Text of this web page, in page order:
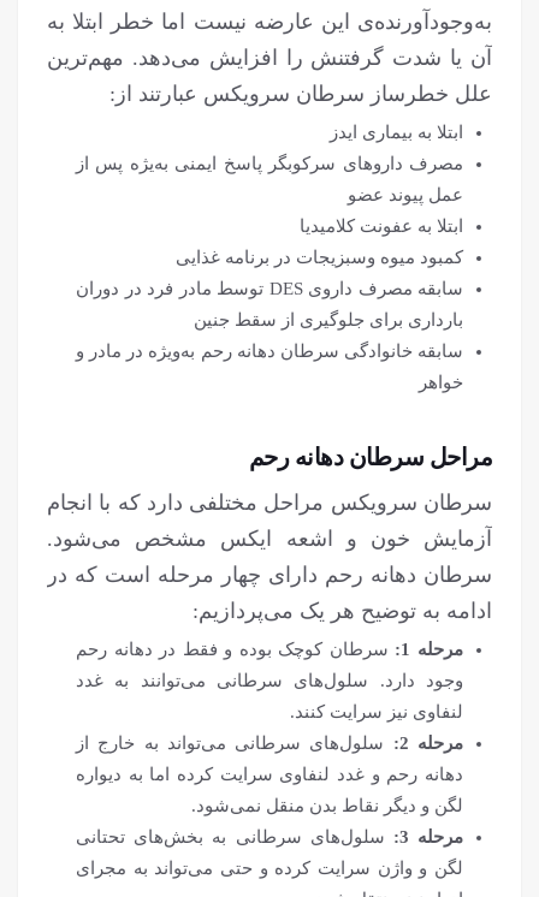
به‌وجودآورنده‌ی این عارضه نیست اما خطر ابتلا به
آن یا شدت گرفتنش را افزایش می‌دهد. مهم‌ترین
علل خطرساز سرطان سرویکس عبارتند از:
ابتلا به بیماری ایدز
مصرف داروهای سرکوبگر پاسخ ایمنی به‌یژه پس از
عمل پیوند عضو
ابتلا به عفونت کلامیدیا
کمبود میوه و‌سبزیجات در برنامه غذایی
سابقه مصرف داروی DES توسط مادر فرد در دوران
بارداری برای جلوگیری از سقط جنین
سابقه خانوادگی سرطان دهانه رحم به‌ویژه در مادر و
خواهر
مراحل سرطان دهانه رحم
سرطان سرویکس مراحل مختلفی دارد که با انجام
آزمایش خون و اشعه ایکس مشخص می‌شود.
سرطان دهانه رحم دارای چهار مرحله است که در
ادامه به توضیح هر یک می‌پردازیم:
مرحله 1:
سرطان کوچک بوده و فقط در دهانه رحم
وجود دارد. سلول‌های سرطانی می‌توانند به غدد
لنفاوی نیز سرایت کنند.
مرحله 2:
سلول‌های سرطانی می‌تواند به خارج از
دهانه رحم و غدد لنفاوی سرایت کرده اما به دیواره
لگن و دیگر نقاط بدن منقل نمی‌شود.
مرحله 3:
سلول‌های سرطانی به بخش‌های تحتانی
لگن و واژن سرایت کرده و حتی می‌تواند به مجرای